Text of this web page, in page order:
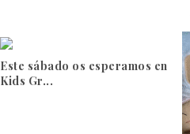
Este sábado os esperamos en
Kids Gr...